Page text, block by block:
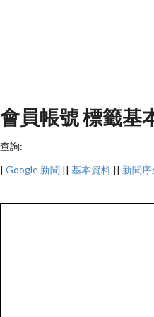
會員帳號 標籤基
查詢:
| Google 新聞 || 基本資料 || 新聞序